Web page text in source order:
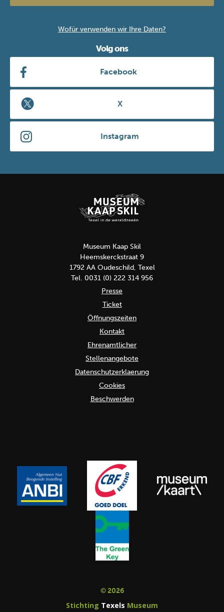
Wofür verwenden wir Ihre Daten?
Volg ons
Facebook
X
Instagram
Museum Kaap Skil
Heemskerckstraat 9
1792 AA Oudeschild, Texel
Tel. 0031 (0) 222 314 956
Presse
Ticket
Öffnungszeiten
Kontakt
Ehrenamtlicher
Stellenangebote
Datenschutzerklaerung
Cookies
Beschwerden
© 2026
Stichting Texels Museum